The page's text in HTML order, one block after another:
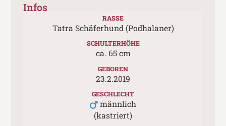
Infos
RASSE
Tatra Schäferhund (Podhalaner)
SCHULTERHÖHE
ca. 65cm
GEBOREN
23.2.2019
GESCHLECHT
männlich
(kastriert)